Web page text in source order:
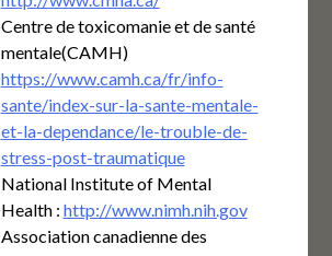
Centre de toxicomanie et de santé
mentale(CAMH)
https://www.camh.ca/fr/info-
sante/index-sur-la-sante-mentale-
et-la-dependance/le-trouble-de-
stress-post-traumatique
National Institute of Mental
Health : http://www.nimh.nih.gov
Association canadienne des